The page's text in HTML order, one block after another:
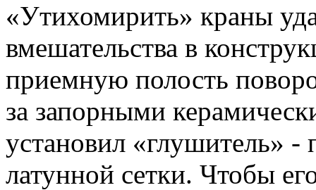
«Утихомирить» краны
вмешательства в
приемную полость
за запорными
установил «глушитель» -
латунной сетки. Чтобы